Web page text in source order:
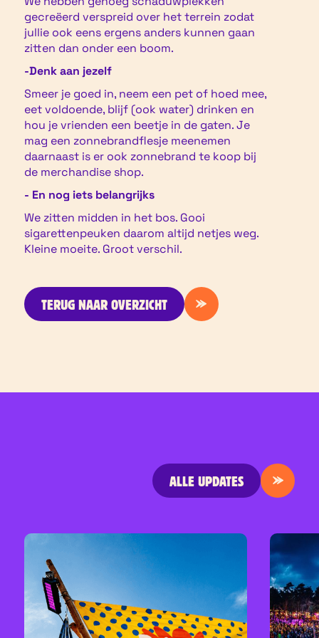
gecreëerd verspreid over het terrein zodat
jullie ook eens ergens anders kunnen gaan
zitten dan onder een boom.
-Denk aan jezelf
Smeer je goed in, neem een pet of hoed mee,
eet voldoende, blijf (ook water) drinken en
hou je vrienden een beetje in de gaten. Je
mag een zonnebrandflesje meenemen
daarnaast is er ook zonnebrand te koop bij
de merchandise shop.
- En nog iets belangrijks
We zitten midden in het bos. Gooi
sigarettenpeuken daarom altijd netjes weg.
Kleine moeite. Groot verschil.
TERUG NAAR OVERZICHT
ALLE UPDATES